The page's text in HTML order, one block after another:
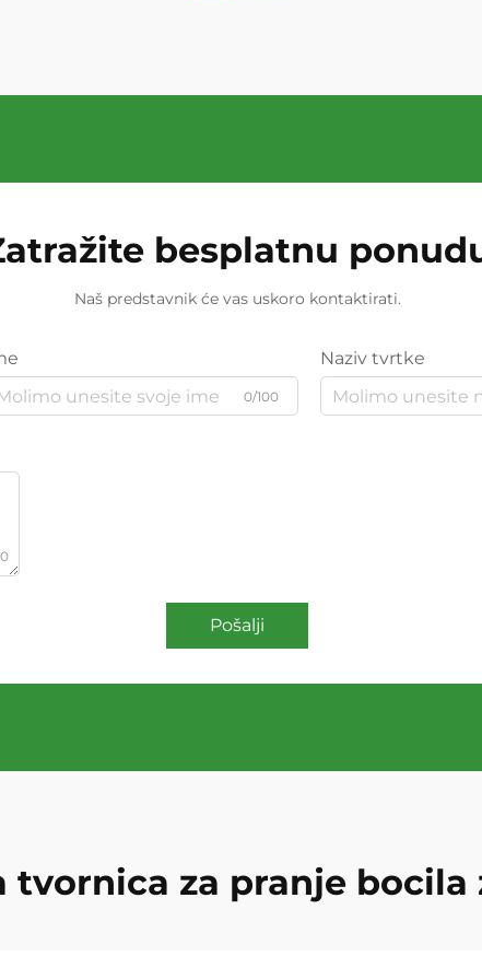
besplatnu
Naš predstavnik će vas uskoro kontaktirati.
0/100
Naziv tvrtke
Pošalji
tvornica za pranje bocila